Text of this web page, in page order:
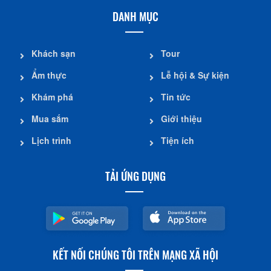
DANH MỤC
Khách sạn
Ẩm thực
Khám phá
Mua sắm
Lịch trình
Tour
Lễ hội & Sự kiện
Tin tức
Giới thiệu
Tiện ích
TẢI ỨNG DỤNG
KẾT NỐI CHÚNG TÔI TRÊN MẠNG XÃ HỘI